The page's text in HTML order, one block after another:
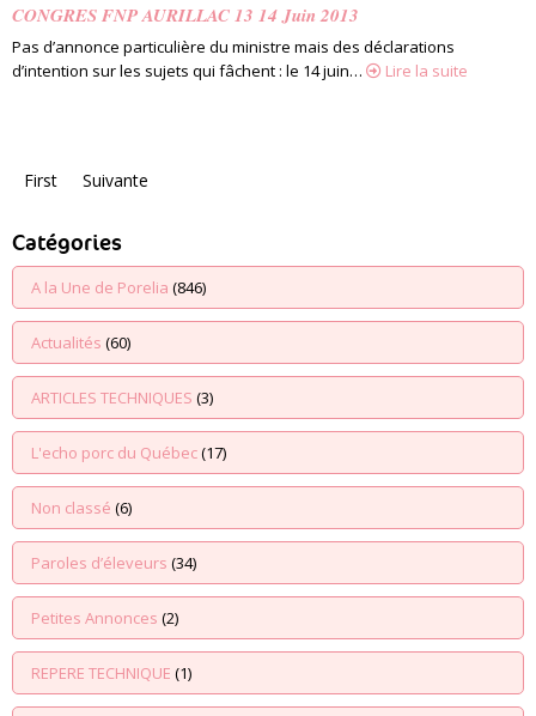
CONGRES FNP AURILLAC 13 14 Juin 2013
Pas d’annonce particulière du ministre mais des déclarations
d’intention sur les sujets qui fâchent : le 14 juin…
Lire la suite
First Suivante
Catégories
A la Une de Porelia (846)
Actualités (60)
ARTICLES TECHNIQUES (3)
L'echo porc du Québec(17)
Non classé (6)
Paroles d’éleveurs (34)
Petites Annonces (2)
REPERE TECHNIQUE (1)